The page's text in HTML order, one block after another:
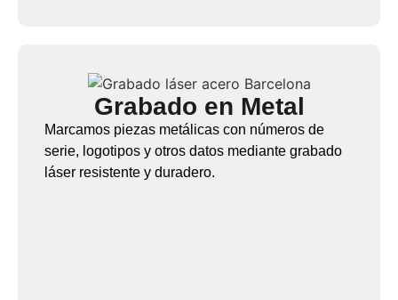
Grabado en Metal
Marcamos piezas metálicas con números de
serie, logotipos y otros datos mediante grabado
láser resistente y duradero.